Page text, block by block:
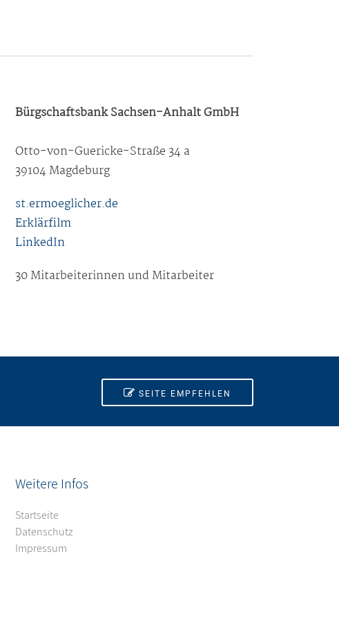
Bürgschaftsbank Sachsen-Anhalt GmbH
Otto-von-Guericke-Straße 34 a
39104 Magdeburg
st.ermoeglicher.de
Erklärfilm
LinkedIn
30 Mitarbeiterinnen und Mitarbeiter
SEITE EMPFEHLEN
Weitere Infos
Startseite
Datenschutz
Impressum